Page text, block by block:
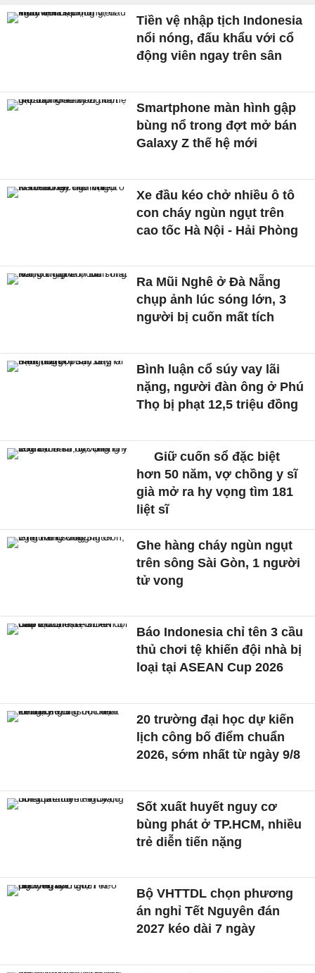
Tiền vệ nhập tịch Indonesia
nổi nóng, đấu khẩu với cổ
động viên ngay trên sân
Smartphone màn hình gập
bùng nổ trong đợt mở bán
Galaxy Z thế hệ mới
Xe đầu kéo chở nhiều ô tô
con cháy ngùn ngụt trên
cao tốc Hà Nội - Hải Phòng
Ra Mũi Nghê ở Đà Nẵng
chụp ảnh lúc sóng lớn, 3
người bị cuốn mất tích
Bình luận cổ súy vay lãi
nặng, người đàn ông ở Phú
Thọ bị phạt 12,5 triệu đồng
Giữ cuốn sổ đặc biệt
hơn 50 năm, vợ chồng y sĩ
già mở ra hy vọng tìm 181
liệt sĩ
Ghe hàng cháy ngùn ngụt
trên sông Sài Gòn, 1 người
tử vong
Báo Indonesia chỉ tên 3 cầu
thủ chơi tệ khiến đội nhà bị
loại tại ASEAN Cup 2026
20 trường đại học dự kiến
lịch công bố điểm chuẩn
2026, sớm nhất từ ngày 9/8
Sốt xuất huyết nguy cơ
bùng phát ở TP.HCM, nhiều
trẻ diễn tiến nặng
Bộ VHTTDL chọn phương
án nghỉ Tết Nguyên đán
2027 kéo dài 7 ngày